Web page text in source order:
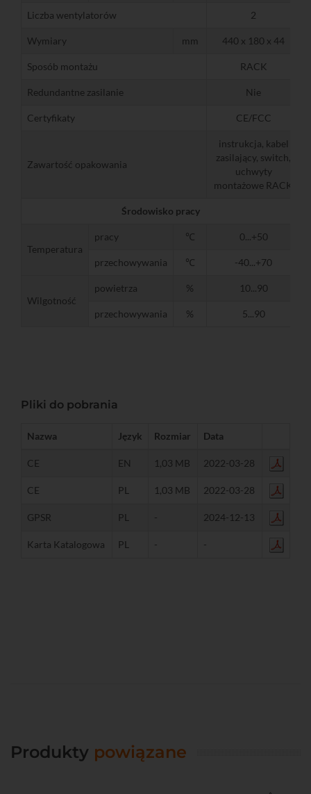
Liczba wentylatorów 2
Wymiary mm 440 x 180 x 44
Sposób montażu RACK
Redundantne zasilanie Nie
Certyfikaty CE/FCC
Zawartość opakowania
instrukcja, kabel
zasilający, switch,
uchwyty
montażowe RACK
Środowisko pracy
Temperatura
pracy ℃ 0...+50
przechowywania ℃ -40...+70
Wilgotność
powietrza % 10...90
przechowywania % 5...90
Pliki do pobrania
Nazwa Język Rozmiar Data
CE EN 1,03 MB 2022-03-28
CE PL 1,03 MB 2022-03-28
GPSR PL - 2024-12-13
Karta Katalogowa PL - -
Produkty powiązane